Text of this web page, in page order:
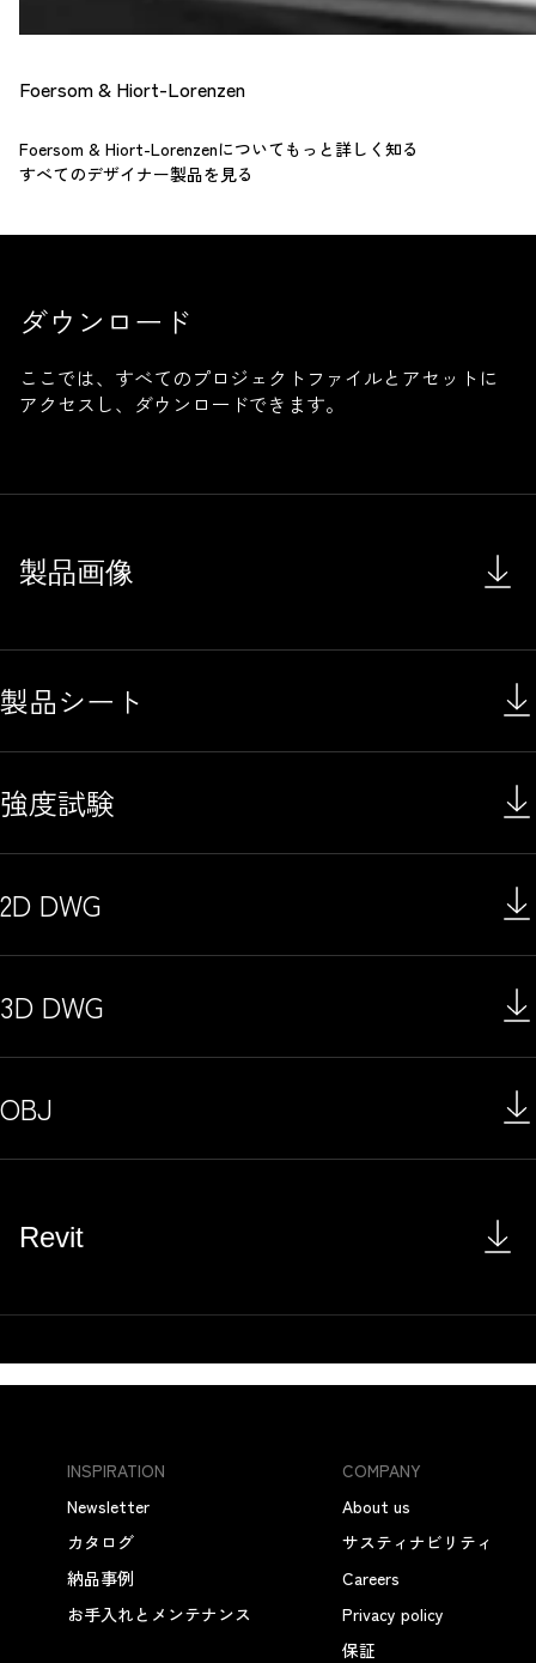
Foersom & Hiort-Lorenzen
Foersom & Hiort-Lorenzenについてもっと詳しく知る
すべてのデザイナー製品を見る
ダウンロード
ここでは、すべてのプロジェクトファイルとアセットに
アクセスし、ダウンロードできます。
製品画像
製品シート
強度試験
2D DWG
3D DWG
OBJ
Revit
INSPIRATION
Newsletter
カタログ
納品事例
お手入れとメンテナンス
COMPANY
About us
サスティナビリティ
Careers
Privacy policy
保証